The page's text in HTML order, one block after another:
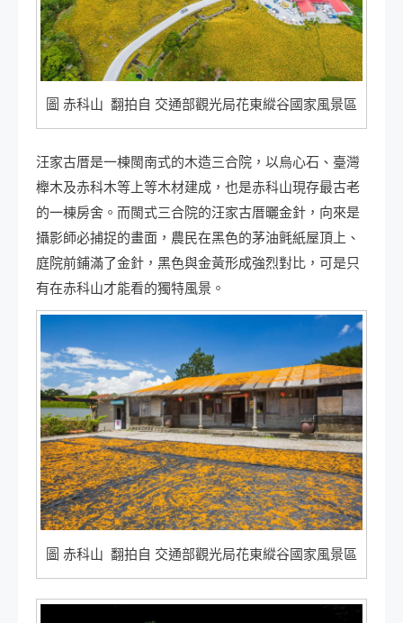
圖 赤科山 翻拍自 交通部觀光局花東縱谷國家風景區
汪家古厝是一棟閩南式的木造三合院，以烏心石、臺灣
櫸木及赤科木等上等木材建成，也是赤科山現存最古老
的一棟房舍。而閩式三合院的汪家古厝曬金針，向來是
攝影師必捕捉的畫面，農民在黑色的茅油氈紙屋頂上、
庭院前鋪滿了金針，黑色與金黃形成強烈對比，可是只
有在赤科山才能看的獨特風景。
圖 赤科山 翻拍自 交通部觀光局花東縱谷國家風景區